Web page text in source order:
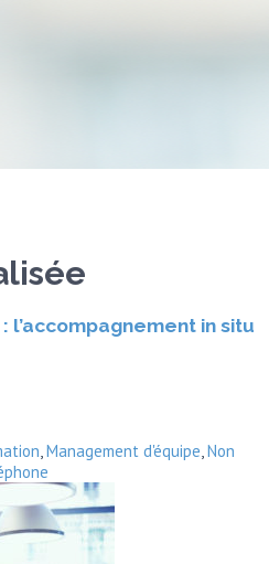
in situ
Management d'équipe Non